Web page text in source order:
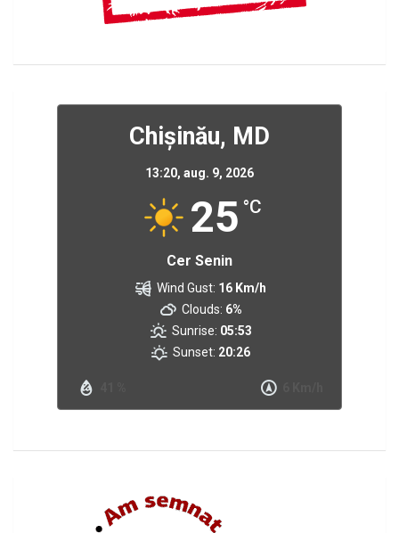
Chișinău, MD
13:20, aug. 9, 2026
25 °C
Cer Senin
Wind Gust: 16 Km/h
Clouds: 6%
Sunrise: 05:53
Sunset: 20:26